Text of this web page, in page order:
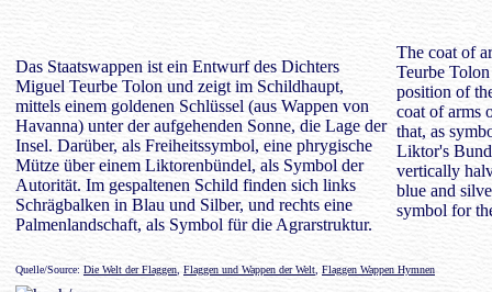
Das Staatswappen ist ein Entwurf des Dichters
Miguel Teurbe Tolon und zeigt im Schildhaupt,
mittels einem goldenen Schlüssel (aus Wappen von
Havanna) unter der aufgehenden Sonne, die Lage der
Insel. Darüber, als Freiheitssymbol, eine phrygische
Mütze über einem Liktorenbündel, als Symbol der
Autorität. Im gespaltenen Schild finden sich links
Schrägbalken in Blau und Silber, und rechts eine
Palmenlandschaft, als Symbol für die Agrarstruktur.
The coat of
Teurbe
position of
coat of arms
that, as
Liktor's
vertically
blue and
symbol for
Quelle/Source: Die Welt der Flaggen Flaggen und Wappen der Welt Flaggen Wappen Hymnen